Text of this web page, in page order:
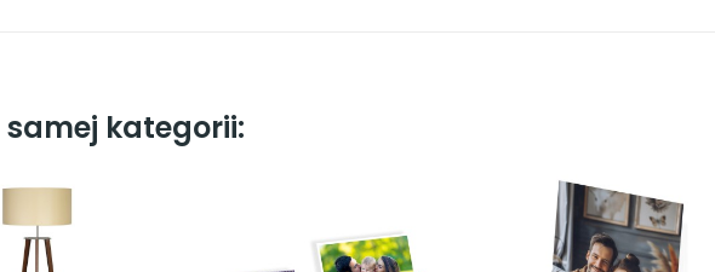
kategorii: